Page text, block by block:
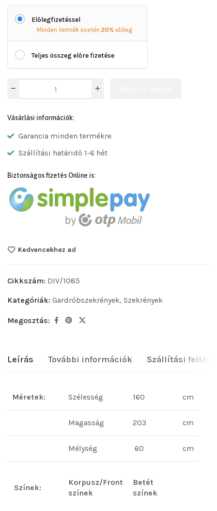
Előlegfizetéssel
Minden termék esetén 20% előleg
Teljes összeg előre fizetése
Vásárlási információk:
Garancia minden termékre
Szállítási határidő 1-6 hét
Biztonságos fizetés Online is:
Kedvencekhez ad
Cikkszám: DIV/1085
Kategóriák: Gardróbszekrények, Szekrények
Megosztás:
Leírás További információk Szállítási
Méretek: Szélesség 160 cm
Magasság 203 cm
Mélység 60 cm
Színek:
Korpusz/Front
színek
Betét
színek